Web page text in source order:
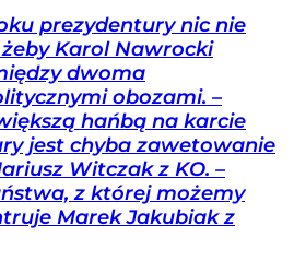
prezydentury nic nie
Karol Nawrocki
dwoma
obozami. –
hańbą na karcie
jest chyba zawetowanie
Witczak z KO. –
z której możemy
Marek Jakubiak z